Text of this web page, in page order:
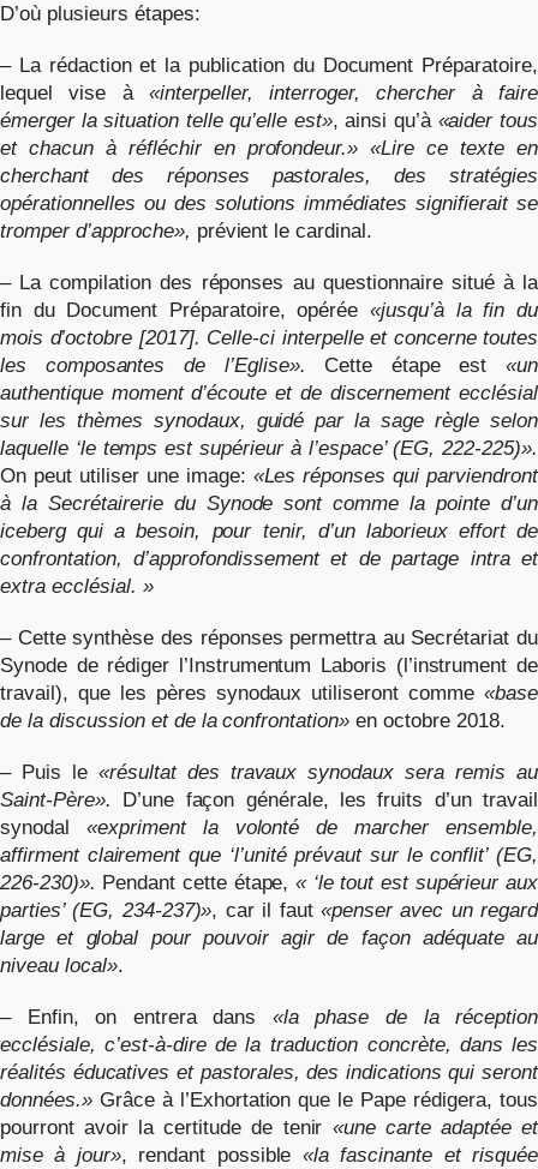
D’où plusieurs étapes:
– La rédaction et la publication du Document Préparatoire,
lequel vise à«interpeller, interroger, chercher à faire
émerger la situation telle qu’elle est», ainsi qu’à «aider tous
et chacun à réfléchir en profondeur.» «Lire ce texte en
cherchant des réponses pastorales, des stratégies
opérationnelles ou des solutions immédiates signifierait se
tromper d’approche», prévient le cardinal.
– La compilation des réponses au questionnaire situé à la
fin du Document Préparatoire, opérée«jusqu’à la fin du
mois d’octobre [2017]. Celle-ci interpelle et concerne toutes
les composantes de l’Eglise». Cette étape est«un
authentique moment d’écoute et de discernement ecclésial
sur les thèmes synodaux, guidé par la sage règle selon
laquelle ‘le temps est supérieur à l’espace’ (EG, 222-225)».
On peut utiliser une image: «Les réponses qui parviendront
à la Secrétairerie du Synode sont comme la pointe d’un
iceberg qui a besoin, pour tenir, d’un laborieux effort de
confrontation, d’approfondissement et de partage intra et
extra ecclésial. »
– Cette synthèse des réponses permettra au Secrétariat du
Synode de rédiger l’Instrumentum Laboris (l’instrument de
travail), que les pères synodaux utiliseront comme«base
de la discussion et de la confrontation» en octobre 2018.
– Puis le «résultat des travaux synodaux sera remis au
Saint-Père».
D’une façon générale, les fruits d’un travail
synodal «expriment la volonté de marcher ensemble,
affirment clairement que ‘l’unité prévaut sur le conflit’ (EG,
226-230)». Pendant cette étape,« ‘le tout est supérieur aux
parties’ (EG, 234-237)», car il faut«penser avec un regard
large et global pour pouvoir agir de façon adéquate au
niveau local».
– Enfin, on entrera dans «la phase de la réception
ecclésiale, c’est-à-dire de la traduction concrète, dans les
réalités éducatives et pastorales, des indications qui seront
données.»Grâce à l’Exhortation que le Pape rédigera, tous
pourront avoir la certitude de tenir «une carte adaptée et
mise à jour», rendant possible «la fascinante et risquée